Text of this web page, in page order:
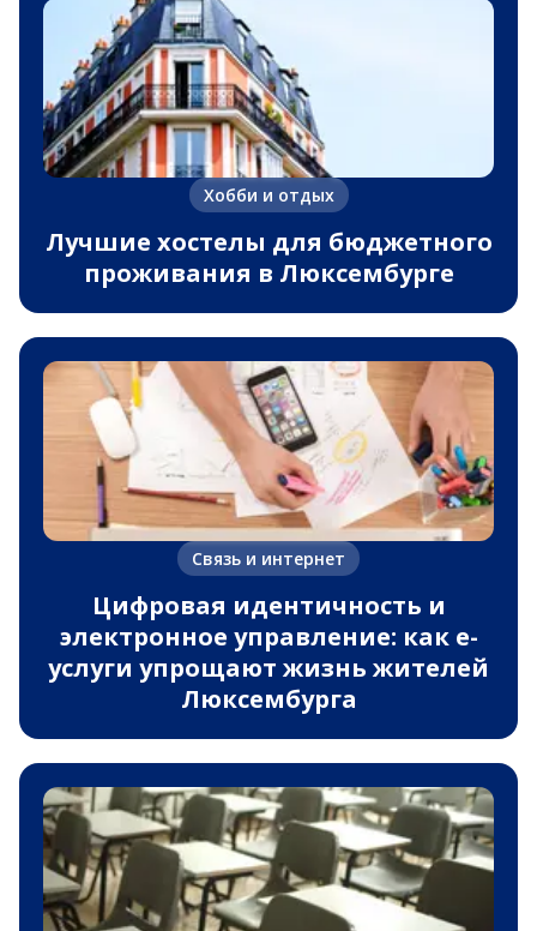
Хобби и отдых
Лучшие хостелы для бюджетного
проживания в Люксембурге
Связь и интернет
Цифровая идентичность и
электронное управление: как e-
услуги упрощают жизнь жителей
Люксембурга